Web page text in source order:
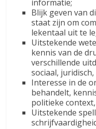
informatie;
Blijk geven van
staat zijn om
lekentaal uit te
Uitstekende
kennis van de
verschillende
sociaal,
Interesse in de
behandelt,
politieke context,
Uitstekende